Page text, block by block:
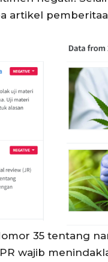
artikel
35 tentang
wajib